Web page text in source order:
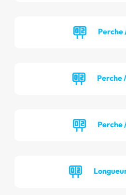
Perche
Perche
Perche